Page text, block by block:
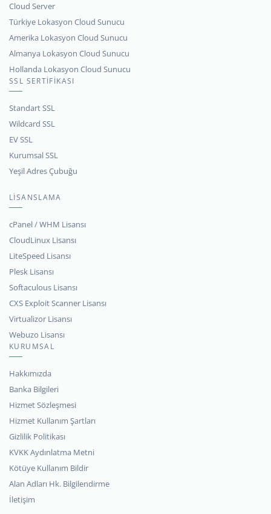
Cloud Server
Türkiye Lokasyon Cloud Sunucu
Amerika Lokasyon Cloud Sunucu
Almanya Lokasyon Cloud Sunucu
Hollanda Lokasyon Cloud Sunucu
SSL SERTİFİKASI
Standart SSL
Wildcard SSL
EV SSL
Kurumsal SSL
Yeşil Adres Çubuğu
LİSANSLAMA
cPanel / WHM Lisansı
CloudLinux Lisansı
LiteSpeed Lisansı
Plesk Lisansı
Softaculous Lisansı
CXS Exploit Scanner Lisansı
Virtualizor Lisansı
Webuzo Lisansı
KURUMSAL
Hakkımızda
Banka Bilgileri
Hizmet Sözleşmesi
Hizmet Kullanım Şartları
Gizlilik Politikası
KVKK Aydınlatma Metni
Kötüye Kullanım Bildir
Alan Adları Hk. Bilgilendirme
İletişim